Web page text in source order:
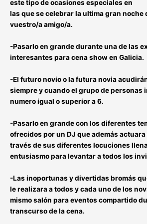
este tipo de ocasiones especiales en
las que se celebrar la ultima gran noche
vuestro/a amigo/a.
-Pasarlo en grande durante una de las
interesantes para cena show en Galicia.
-El futuro novio o la futura novia
siempre y cuando el grupo de personas
numero igual o superior a 6.
-Pasarlo en grande con los diferentes
ofrecidos por un DJ que además
través de sus diferentes locuciones
entusiasmo para levantar a todos los
-Las inoportunas y divertidasbromás
le realizara a todos y cada uno de los
mismo salón para eventos compartido
transcurso de la cena.